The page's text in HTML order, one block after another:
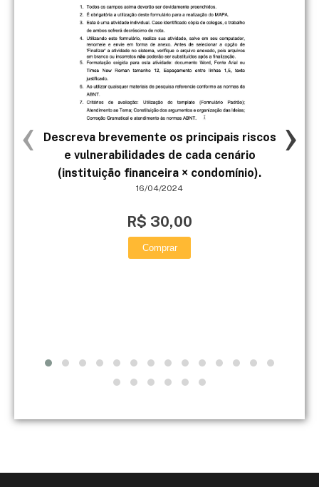
Descreva brevemente os principais riscos
e vulnerabilidades de cada cenário
(instituição financeira × condomínio).
16/04/2024
R$ 30,00
Comprar
‹ ›